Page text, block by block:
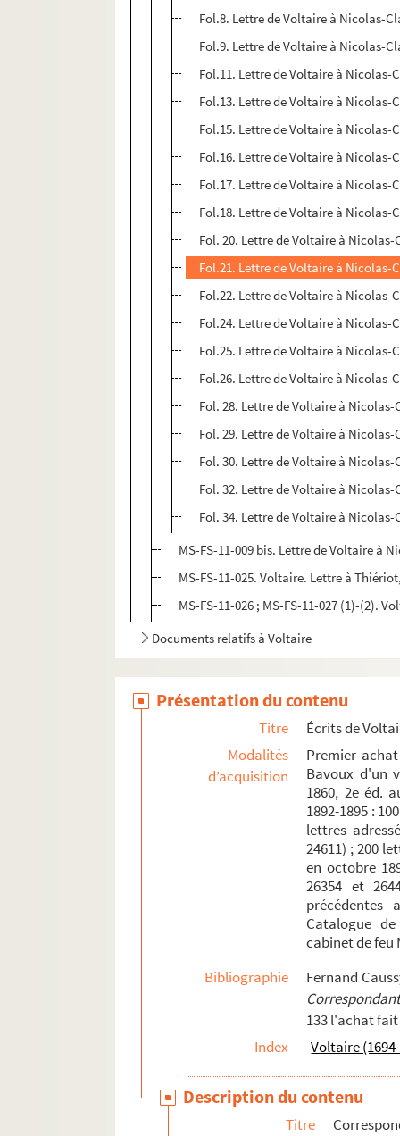
Fol.8. Lettre de Voltaire à Nicolas-
Fol.9. Lettre de Voltaire à Nicolas-
Fol.11. Lettre de Voltaire à Nicolas-
Fol.13. Lettre de Voltaire à Nicolas-
Fol.15. Lettre de Voltaire à Nicolas-
Fol.16. Lettre de Voltaire à Nicolas-
Fol.17. Lettre de Voltaire à Nicolas-
Fol.18. Lettre de Voltaire à Nicolas-
Fol. 20. Lettre de Voltaire à
Fol.21. Lettre de Voltaire à Nicolas-
Fol.22. Lettre de Voltaire à Nicolas-
Fol.24. Lettre de Voltaire à Nicolas-
Fol.25. Lettre de Voltaire à Nicolas-
Fol.26. Lettre de Voltaire à Nicolas-
Fol. 28. Lettre de Voltaire à
Fol. 29. Lettre de Voltaire à
Fol. 30. Lettre de Voltaire à
Fol. 32. Lettre de Voltaire à
Fol. 34. Lettre de Voltaire à
MS-FS-11-009 bis. Lettre de Voltaire à
MS-FS-11-025. Voltaire. Lettre à
MS-FS-11-026 ; MS-FS-11-027 (1)-(2).
Documents relatifs à Voltaire
Présentation du contenu
Titre
Écrits de
Modalités
d’acquisition
Premier
Bavoux d'un
1860, 2e éd.
1892-1895 :
lettres
24611) ; 200
en octobre
26354 et
précédentes
Catalogue
cabinet de feu
Bibliographie
Fernand
133 l'achat
Index
Voltaire
Description du contenu
Titre